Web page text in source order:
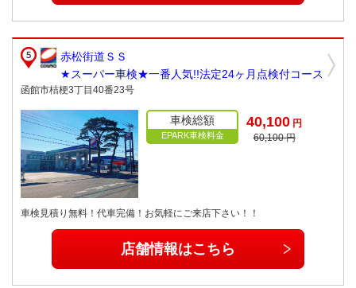
赤松街道ＳＳ
★スーパー車検★一番人気!!法定24ヶ月点検付コース
函館市桔梗3丁目40番23号
車検総額
EPARK車検料金
40,100 円
60,100 円
車検見積り無料！代車完備！お気軽にご来店下さい！！
店舗情報はこちら